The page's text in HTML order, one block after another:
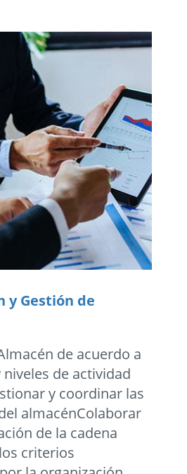
y Gestión de
de acuerdo a
de actividad
y coordinar las
almacénColaborar
de la cadena
criterios